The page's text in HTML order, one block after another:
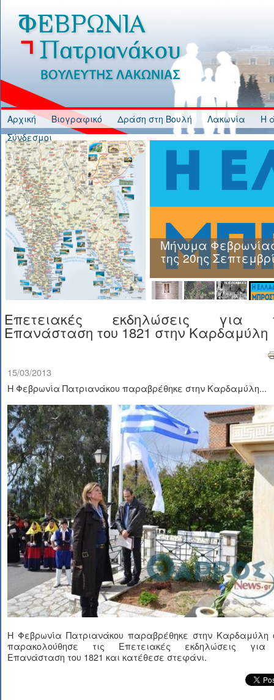
Αρχική Βιογραφικό Δράση στη Βουλή Λακωνία
Η
Σύνδεσμοι
Μήνυμα
της 20ης
Επετειακές εκδηλώσεις για
Επανάσταση του 1821 στην Καρδαμύλη
15/03/2013
Η Φεβρωνία Πατριανάκου παραβρέθηκε στην Καρδαμύλη...
Η Φεβρωνία Πατριανάκου παραβρέθηκε στην Καρδαμύλη
παρακολούθησε τις Επετειακές εκδηλώσεις για
Επανάσταση του 1821 και κατέθεσε στεφάνι.